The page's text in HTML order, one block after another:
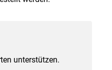
unterstützen.